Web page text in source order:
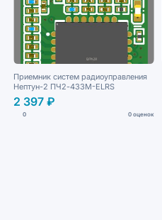
Приемник систем радиоуправления
Нептун-2 ПЧ2-433M-ELRS
2 397 ₽
0 0 оценок